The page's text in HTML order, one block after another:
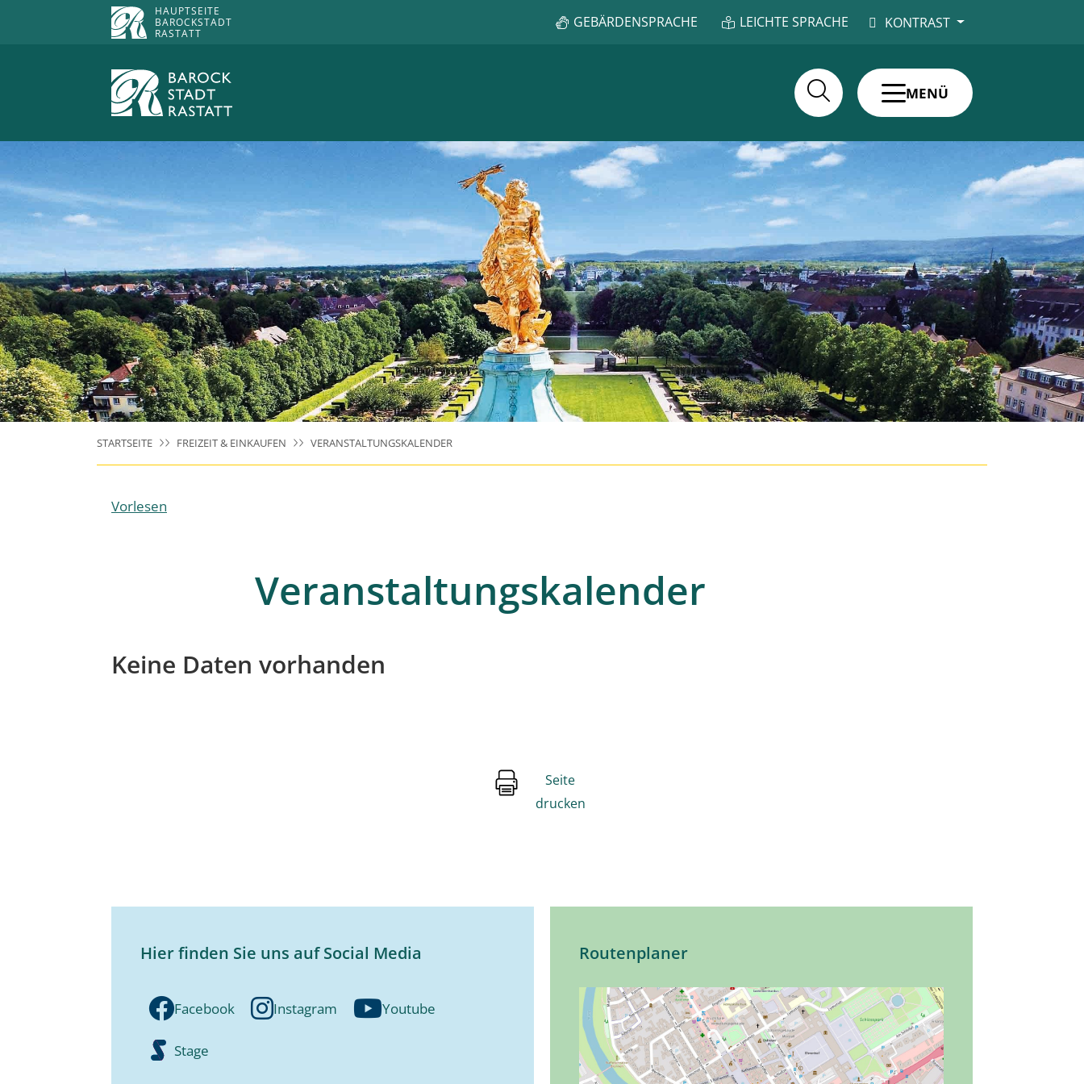
HAUPTSEITE
BAROCKSTADT
RASTATT
GEBÄRDENSPRACHE LEICHTE SPRACHE KONTRAST
MENÜ
STARTSEITE FREIZEIT & EINKAUFEN VERANSTALTUNGSKALENDER
Vorlesen
Veranstaltungskalender
Keine Daten vorhanden
Seite
drucken
Hier finden Sie uns auf Social Media
Facebook Instagram Youtube
Stage
Routenplaner